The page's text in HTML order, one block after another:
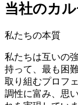
当社のカ
私たちの本質
私たちは互いの
持って、最も困
取り組むプロフ
調性に富み、思